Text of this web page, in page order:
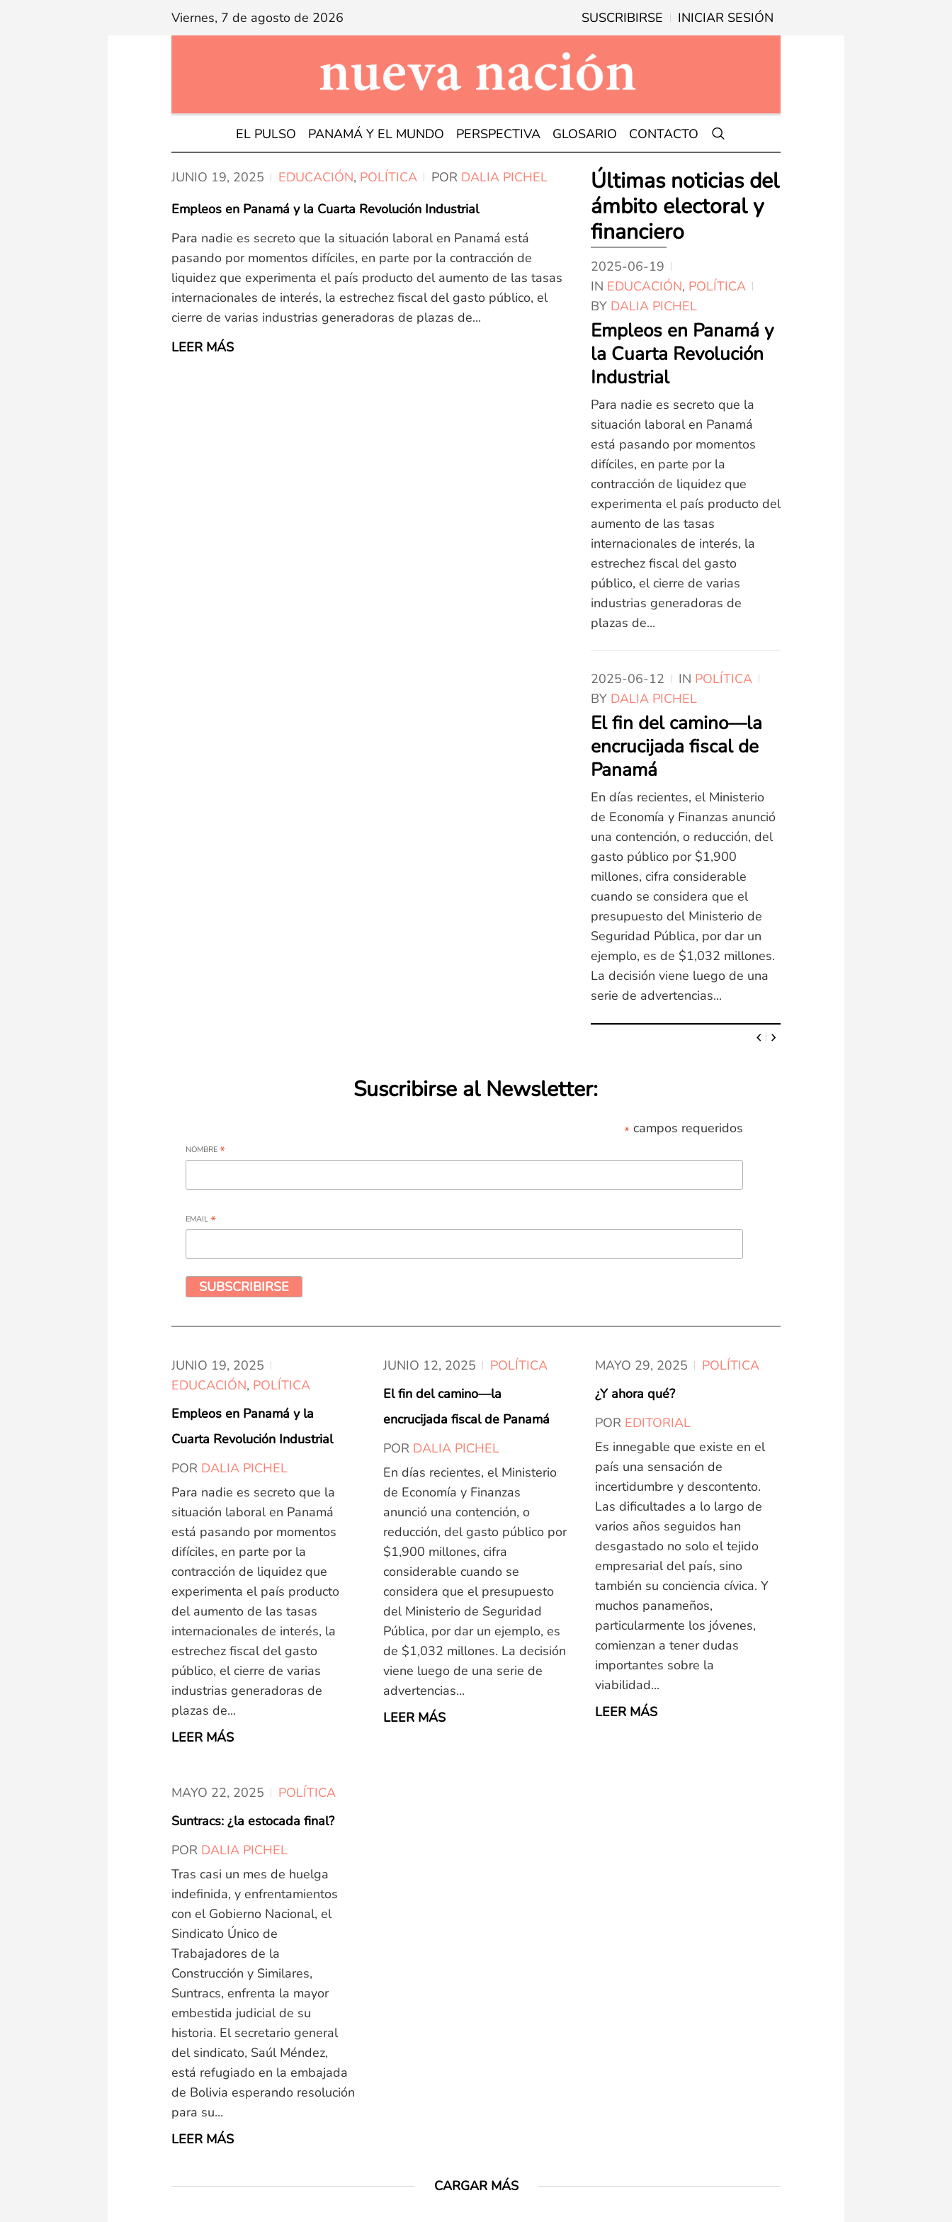
SUSCRIBIRSE INICIAR SESIÓN
Viernes, 7 de agosto de 2026
EL PULSO PANAMÁ Y EL MUNDO PERSPECTIVA GLOSARIO CONTACTO
JUNIO 19, 2025 EDUCACIÓN, POLÍTICA POR DALIA PICHEL
Empleos en Panamá y la Cuarta Revolución Industrial
Para nadie es secreto que la situación laboral en Panamá está
pasando por momentos difíciles, en parte por la contracción de
liquidez que experimenta el país producto del aumento de las tasas
internacionales de interés, la estrechez fiscal del gasto público, el
cierre de varias industrias generadoras de plazas de...
LEER MÁS
Últimas noticias del
ámbito electoral y
financiero
2025-06-19
IN EDUCACIÓN, POLÍTICA
BY DALIA PICHEL
Empleos en Panamá y
la Cuarta Revolución
Industrial
Para nadie es secreto que la
situación laboral en Panamá
está pasando por momentos
difíciles, en parte por la
contracción de liquidez que
experimenta el país producto del
aumento de las tasas
internacionales de interés, la
estrechez fiscal del gasto
público, el cierre de varias
industrias generadoras de
plazas de...
2025-06-12 IN POLÍTICA
BY DALIA PICHEL
El fin del camino—la
encrucijada fiscal de
Panamá
En días recientes, el Ministerio
de Economía y Finanzas anunció
una contención, o reducción, del
gasto público por $1,900
millones, cifra considerable
cuando se considera que el
presupuesto del Ministerio de
Seguridad Pública, por dar un
ejemplo, es de $1,032 millones.
La decisión viene luego de una
serie de advertencias...
Suscribirse al Newsletter:
* campos requeridos
NOMBRE *
EMAIL *
JUNIO 19, 2025
EDUCACIÓN, POLÍTICA
Empleos en Panamá y la
Cuarta Revolución Industrial
POR DALIA PICHEL
Para nadie es secreto que la
situación laboral en Panamá
está pasando por momentos
difíciles, en parte por la
contracción de liquidez que
experimenta el país producto
del aumento de las tasas
internacionales de interés, la
estrechez fiscal del gasto
público, el cierre de varias
industrias generadoras de
plazas de...
LEER MÁS
JUNIO 12, 2025
POLÍTICA
El fin del camino—la
encrucijada fiscal de Panamá
POR DALIA PICHEL
En días recientes, el Ministerio
de Economía y Finanzas
anunció una contención, o
reducción, del gasto público por
$1,900 millones, cifra
considerable cuando se
considera que el presupuesto
del Ministerio de Seguridad
Pública, por dar un ejemplo, es
de $1,032 millones. La decisión
viene luego de una serie de
advertencias...
LEER MÁS
MAYO 29, 2025
POLÍTICA
¿Y ahora qué?
POR EDITORIAL
Es innegable que existe en el
país una sensación de
incertidumbre y descontento.
Las dificultades a lo largo de
varios años seguidos han
desgastado no solo el tejido
empresarial del país, sino
también su conciencia cívica. Y
muchos panameños,
particularmente los jóvenes,
comienzan a tener dudas
importantes sobre la
viabilidad...
LEER MÁS
MAYO 22, 2025
POLÍTICA
Suntracs: ¿la estocada final?
POR DALIA PICHEL
Tras casi un mes de huelga
indefinida, y enfrentamientos
con el Gobierno Nacional, el
Sindicato Único de
Trabajadores de la
Construcción y Similares,
Suntracs, enfrenta la mayor
embestida judicial de su
historia. El secretario general
del sindicato, Saúl Méndez,
está refugiado en la embajada
de Bolivia esperando resolución
para su...
LEER MÁS
CARGAR MÁS